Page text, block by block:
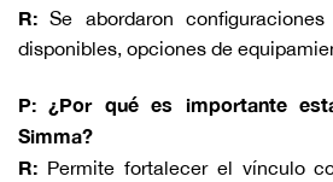
R: Se abordaron
disponibles, opciones de
P: ¿Por qué es importante
Simma?
R: Permite fortalecer el vínculo